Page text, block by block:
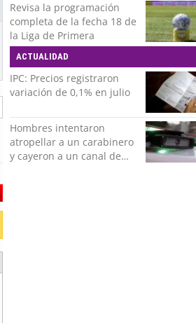
Revisa la programación
completa de la fecha 18 de
la Liga de Primera
ACTUALIDAD
IPC: Precios registraron
variación de 0,1% en julio
Hombres intentaron
atropellar a un carabinero
y cayeron a un canal de